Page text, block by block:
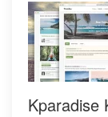
Kparadise